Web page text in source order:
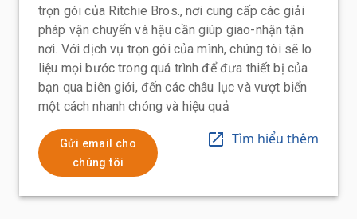
trọn gói của Ritchie Bros., nơi cung cấp các giải
pháp vận chuyển và hậu cần giúp giao-nhận tận
nơi. Với dịch vụ trọn gói của mình, chúng tôi sẽ lo
liệu mọi bước trong quá trình để đưa thiết bị của
bạn qua biên giới, đến các châu lục và vượt biển
một cách nhanh chóng và hiệu quả
Gửi email cho
chúng tôi
Tìm hiểu thêm